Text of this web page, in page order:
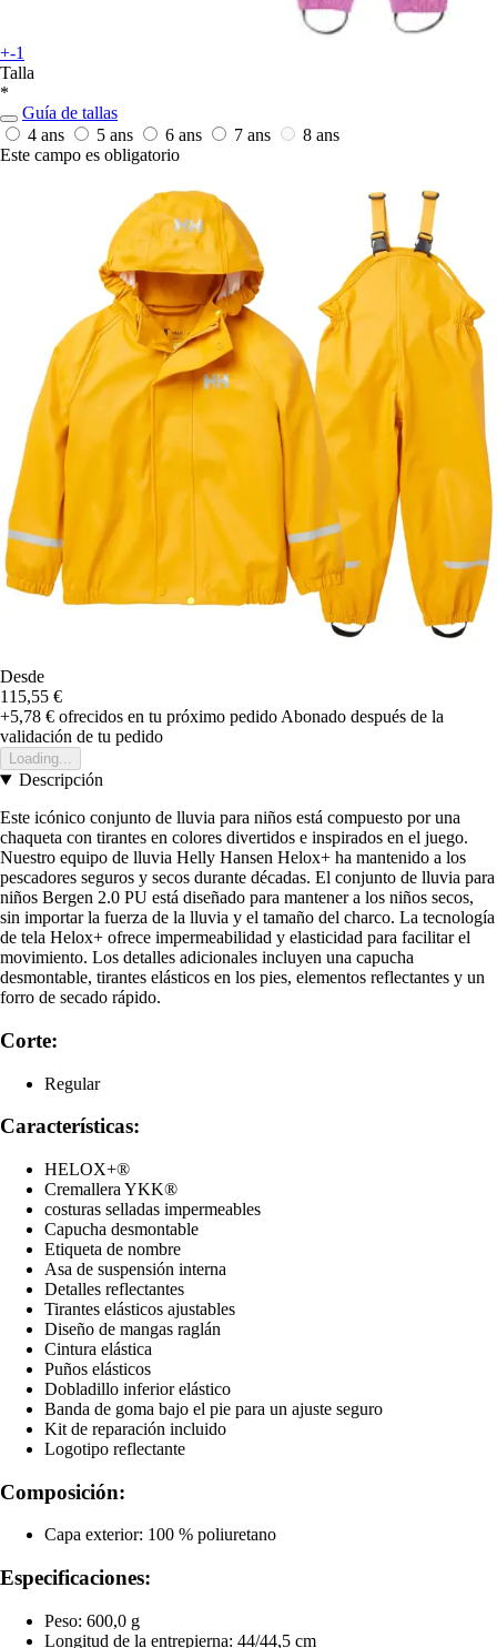
+-1
Talla
*
Guía de tallas
4 ans
5 ans 6 ans 7 ans
8 ans
Este campo es obligatorio
Desde
115,55 €
+5,78 € ofrecidos en tu próximo pedido Abonado después de la
validación de tu pedido
Loading...
Descripción
Este icónico conjunto de lluvia para niños está compuesto por una
chaqueta con tirantes en colores divertidos e inspirados en el juego.
Nuestro equipo de lluvia Helly Hansen Helox+ ha mantenido a los
pescadores seguros y secos durante décadas. El conjunto de lluvia para
niños Bergen 2.0 PU está diseñado para mantener a los niños secos,
sin importar la fuerza de la lluvia y el tamaño del charco. La tecnología
de tela Helox+ ofrece impermeabilidad y elasticidad para facilitar el
movimiento. Los detalles adicionales incluyen una capucha
desmontable, tirantes elásticos en los pies, elementos reflectantes y un
forro de secado rápido.
Corte:
Regular
Características:
HELOX+®
Cremallera YKK®
costuras selladas impermeables
Capucha desmontable
Etiqueta de nombre
Asa de suspensión interna
Detalles reflectantes
Tirantes elásticos ajustables
Diseño de mangas raglán
Cintura elástica
Puños elásticos
Dobladillo inferior elástico
Banda de goma bajo el pie para un ajuste seguro
Kit de reparación incluido
Logotipo reflectante
Composición:
Capa exterior: 100 % poliuretano
Especificaciones:
Peso: 600,0 g
Longitud de la entrepierna: 44/44,5 cm